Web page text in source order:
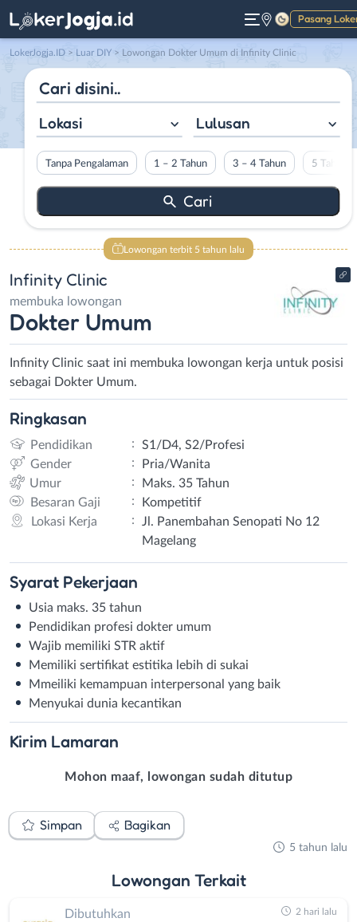
Pasang
Gelap
LokerJogja.ID > Luar DIY > Lowongan Dokter Umum di Infinity Clinic
Lokasi Lulusan
Tanpa Pengalaman 1 – 2 Tahun 3 – 4 Tahun 5 Tahun
Lowongan terbit 5 tahun lalu
Infinity Clinic
membuka lowongan
Dokter Umum
Infinity Clinic saat ini membuka lowongan kerja untuk posisi
sebagai Dokter Umum.
Ringkasan
Pendidikan :
S1/D4, S2/Profesi
Gender
:
Pria/Wanita
Umur
:
Maks. 35 Tahun
Besaran Gaji
:
Kompetitif
Lokasi Kerja
:
Jl. Panembahan Senopati No 12
Magelang
Syarat Pekerjaan
Usia maks. 35 tahun
Pendidikan profesi dokter umum
Wajib memiliki STR aktif
Memiliki sertifikat estitika lebih di sukai
Mmeiliki kemampuan interpersonal yang baik
Menyukai dunia kecantikan
Kirim Lamaran
Mohon maaf, lowongan sudah ditutup
Simpan Bagikan
5 tahun lalu
Lowongan Terkait
Dibutuhkan 2 hari lalu